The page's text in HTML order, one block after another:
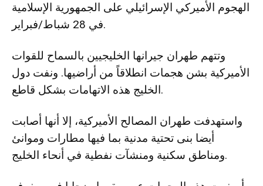
الهجوم الأميركي الإسرائيلي على الجمهورية الإسلامية
في 28 شباط/فبراير.
وتتهم طهران جيرانها الخليجيين بالسماح للقوات
الأميركية بشن هجمات انطلاقاً من أراضيها. ونفت دول
الخليج هذه الاتهامات بشكل قاطع.
واستهدفت طهران المصالح الأميركية، إلا أنها أصابت
أيضا بنى تحتية مدنية بما فيها مطارات وموانئ
ومناطق سكنية ومنشآت نفطية في أنحاء الخليج.